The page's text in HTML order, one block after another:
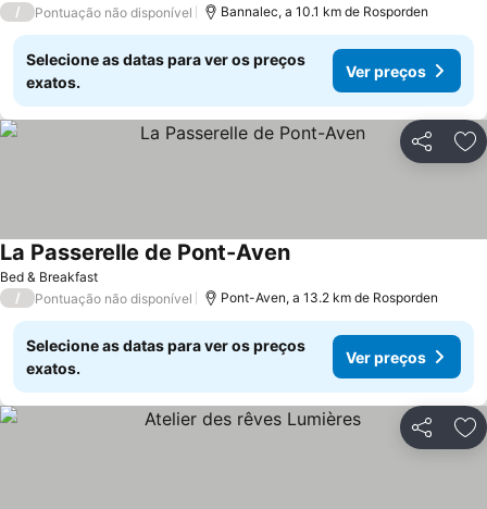
/ Pontuação não disponível Bannalec, a 10.1 km de Rosporden
Selecione as datas para ver os preços
exatos.
Ver preços
Partilhar
Bed & Breakfast
La Passerelle de Pont-AvenVer preços
/ Pontuação não disponível Pont-Aven, a 13.2 km de Rosporden
Selecione as datas para ver os preços
exatos.
Ver preços
Partilhar